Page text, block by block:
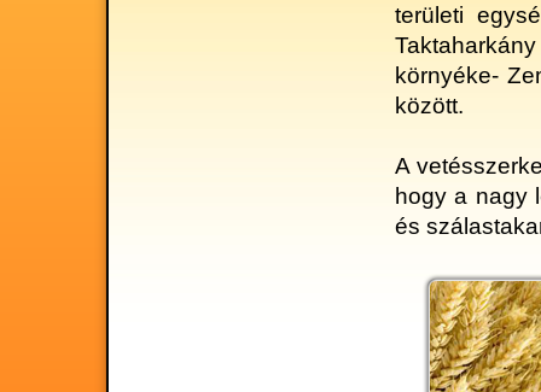
területi
környéke-
között.
A
hogy a nagy
és